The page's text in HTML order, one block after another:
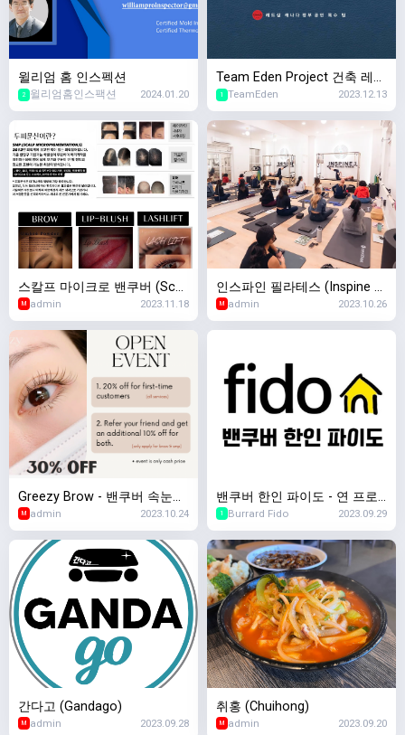
윌리엄 홈 인스펙션
2 윌리엄홈인스팩션 2024.01.20
Team Eden Project 건축 레노
베이션 인테리어 디자인
1 TeamEden 2023.12.13
스칼프 마이크로 밴쿠버 (Scal
p Micro Vancouver) - 두피문
신 / 반영구
M admin 2023.11.18
인스파인 필라테스 (Inspine Pi
lates)
M admin 2023.10.26
Greezy Brow - 밴쿠버 속눈썹,
눈썹반영구, 두피문신 전문
M admin 2023.10.24
밴쿠버 한인 파이도 - 연 프로
모션 진행중
1 Burrard Fido 2023.09.29
간다고 (Gandago)
M admin 2023.09.28
취홍 (Chuihong)
M admin 2023.09.20